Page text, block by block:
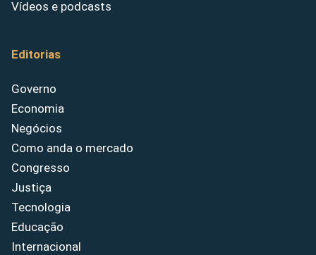
Vídeos e podcasts
Editorias
Governo
Economia
Negócios
Como anda o mercado
Congresso
Justiça
Tecnologia
Educação
Internacional